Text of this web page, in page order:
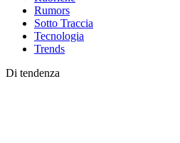
Rumors
Sotto Traccia
Tecnologia
Trends
Di tendenza